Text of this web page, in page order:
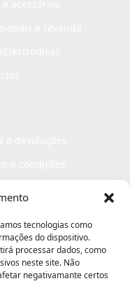
tecnologias como
do dispositivo.
processar dados, como
neste site. Não
negativamante certos
elogios